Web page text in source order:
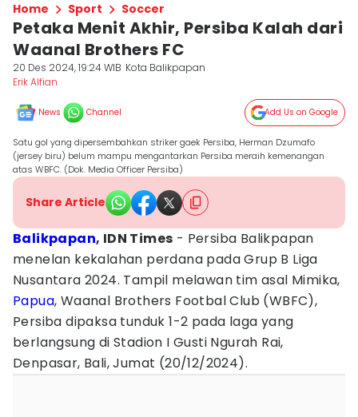
Home Sport Soccer
Petaka Menit Akhir, Persiba Kalah dari
Waanal Brothers FC
20 Des 2024, 19:24 WIB Kota Balikpapan
Erik Alfian
News Channel Add Us on Google
Satu gol yang dipersembahkan striker gaek Persiba, Herman Dzumafo
(jersey biru) belum mampu mengantarkan Persiba meraih kemenangan
atas WBFC. (Dok. Media Officer Persiba)
Share Article
Balikpapan, IDN Times - Persiba Balikpapan
menelan kekalahan perdana pada Grup B Liga
Nusantara 2024. Tampil melawan tim asal Mimika,
Papua, Waanal Brothers Footbal Club (WBFC),
Persiba dipaksa tunduk 1-2 pada laga yang
berlangsung di Stadion I Gusti Ngurah Rai,
Denpasar, Bali, Jumat (20/12/2024).